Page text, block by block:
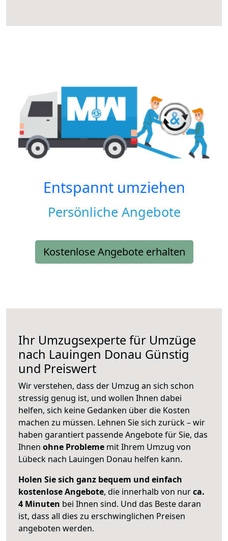
Entspannt umziehen
Persönliche Angebote
Kostenlose Angebote erhalten
Ihr Umzugsexperte für Umzüge
nach Lauingen Donau Günstig
und Preiswert
Wir verstehen, dass der Umzug an sich schon
stressig genug ist, und wollen Ihnen dabei
helfen, sich keine Gedanken über die Kosten
machen zu müssen. Lehnen Sie sich zurück – wir
haben garantiert passende Angebote für Sie, das
Ihnen ohne Probleme mit Ihrem Umzug von
Lübeck nach Lauingen Donau helfen kann.
Holen Sie sich ganz bequem und einfach
kostenlose Angebote, die innerhalb von nurca.
4 Minuten bei Ihnen sind. Und das Beste daran
ist, dass all dies zu erschwinglichen Preisen
angeboten werden.